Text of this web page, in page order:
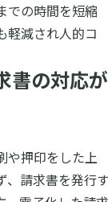
での時間を短縮
軽減され人的コ
書の対応が
や押印をした上
、請求書を発行